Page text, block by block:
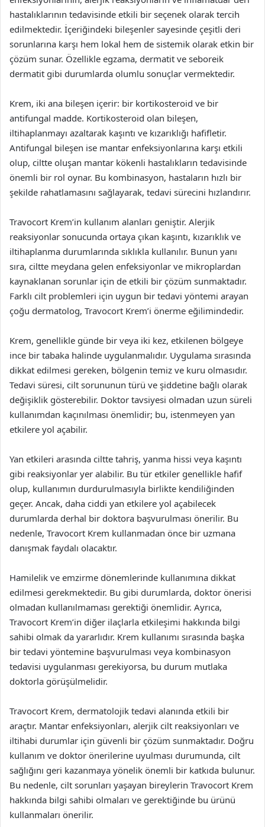
hastalıklarının tedavisinde etkili bir seçenek olarak tercih
edilmektedir. İçeriğindeki bileşenler sayesinde çeşitli deri
sorunlarına karşı hem lokal hem de sistemik olarak etkin bir
çözüm sunar. Özellikle egzama, dermatit ve seboreik
dermatit gibi durumlarda olumlu sonuçlar vermektedir.
Krem, iki ana bileşen içerir: bir kortikosteroid ve bir
antifungal madde. Kortikosteroid olan bileşen,
iltihaplanmayı azaltarak kaşıntı ve kızarıklığı hafifletir.
Antifungal bileşen ise mantar enfeksiyonlarına karşı etkili
olup, ciltte oluşan mantar kökenli hastalıkların tedavisinde
önemli bir rol oynar. Bu kombinasyon, hastaların hızlı bir
şekilde rahatlamasını sağlayarak, tedavi sürecini hızlandırır.
Travocort Krem’in kullanım alanları geniştir. Alerjik
reaksiyonlar sonucunda ortaya çıkan kaşıntı, kızarıklık ve
iltihaplanma durumlarında sıklıkla kullanılır. Bunun yanı
sıra, ciltte meydana gelen enfeksiyonlar ve mikroplardan
kaynaklanan sorunlar için de etkili bir çözüm sunmaktadır.
Farklı cilt problemleri için uygun bir tedavi yöntemi arayan
çoğu dermatolog, Travocort Krem’i önerme eğilimindedir.
Krem, genellikle günde bir veya iki kez, etkilenen bölgeye
ince bir tabaka halinde uygulanmalıdır. Uygulama sırasında
dikkat edilmesi gereken, bölgenin temiz ve kuru olmasıdır.
Tedavi süresi, cilt sorununun türü ve şiddetine bağlı olarak
değişiklik gösterebilir. Doktor tavsiyesi olmadan uzun süreli
kullanımdan kaçınılması önemlidir; bu, istenmeyen yan
etkilere yol açabilir.
Yan etkileri arasında ciltte tahriş, yanma hissi veya kaşıntı
gibi reaksiyonlar yer alabilir. Bu tür etkiler genellikle hafif
olup, kullanımın durdurulmasıyla birlikte kendiliğinden
geçer. Ancak, daha ciddi yan etkilere yol açabilecek
durumlarda derhal bir doktora başvurulması önerilir. Bu
nedenle, Travocort Krem kullanmadan önce bir uzmana
danışmak faydalı olacaktır.
Hamilelik ve emzirme dönemlerinde kullanımına dikkat
edilmesi gerekmektedir. Bu gibi durumlarda, doktor önerisi
olmadan kullanılmaması gerektiği önemlidir. Ayrıca,
Travocort Krem’in diğer ilaçlarla etkileşimi hakkında bilgi
sahibi olmak da yararlıdır. Krem kullanımı sırasında başka
bir tedavi yöntemine başvurulması veya kombinasyon
tedavisi uygulanması gerekiyorsa, bu durum mutlaka
doktorla görüşülmelidir.
Travocort Krem, dermatolojik tedavi alanında etkili bir
araçtır. Mantar enfeksiyonları, alerjik cilt reaksiyonları ve
iltihabi durumlar için güvenli bir çözüm sunmaktadır. Doğru
kullanım ve doktor önerilerine uyulması durumunda, cilt
sağlığını geri kazanmaya yönelik önemli bir katkıda bulunur.
Bu nedenle, cilt sorunları yaşayan bireylerin Travocort Krem
hakkında bilgi sahibi olmaları ve gerektiğinde bu ürünü
kullanmaları önerilir.